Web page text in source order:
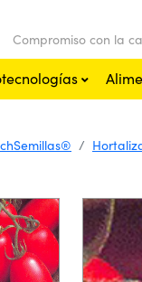
Compromiso con la